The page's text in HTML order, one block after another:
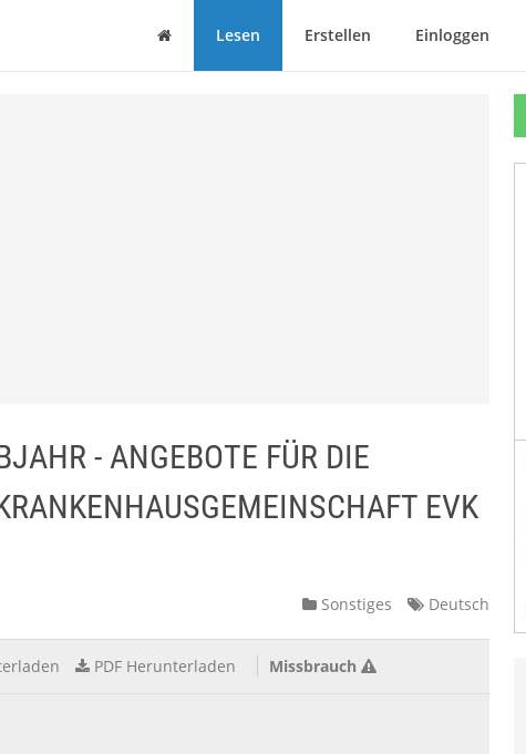
Haus Lesen Erstellen Einloggen
- ANGEBOTE FÜR DIE
EVK
Sonstiges Deutsch
PDF Herunterladen Missbrauch